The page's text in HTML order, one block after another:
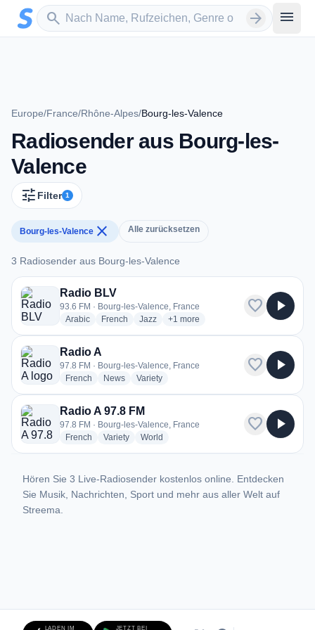
Zum Hauptinhalt springen
search
Sender suchen arrow_forward menu
Europe/France/Rhône-Alpes/Bourg-les-Valence
Radiosender aus Bourg-les-
Valence
tune Filter 1
Bourg-les-Valence close Alle zurücksetzen
3 Radiosender aus Bourg-les-Valence
3 Radiosender aus Bourg-les-Valence
Radio BLV
93.6 FM · Bourg-les-Valence, France
Arabicradio stations
French radio stations
Jazzradio stations
+1 more genres for Radio BLV
more
favorite play_arrow
Radio A
97.8 FM · Bourg-les-Valence, France
French radio stations
Newsradio stations
Varietyradio stations
favorite play_arrow
Radio A 97.8 FM
97.8 FM · Bourg-les-Valence, France
French radio stations
Varietyradio stations
World
favorite play_arrow
Hören Sie 3 Live-Radiosender kostenlos online. Entdecken
Sie Musik, Nachrichten, Sport und mehr aus aller Welt auf
Streema.
LADEN IM JETZT BEI